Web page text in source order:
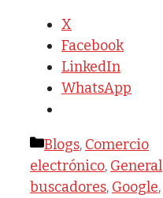
X
Facebook
LinkedIn
WhatsApp
Categorías
Blogs, Comercio
electrónico, General
buscadores, Google,